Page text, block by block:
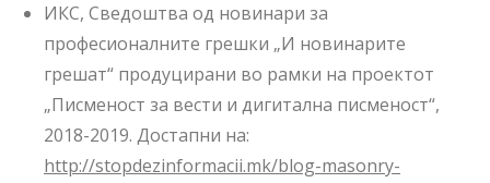
ИКС, Сведоштва од новинари за
професионалните грешки „И новинарите
грешат“ продуцирани во рамки на проектот
„Писменост за вести и дигитална писменост“,
2018-2019. Достапни на:
http://stopdezinformacii.mk/blog-masonry-